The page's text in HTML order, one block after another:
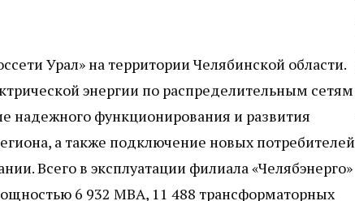
Урал» на территории Челябинской области.
энергии по распределительным сетям
надежного функционирования и развития
а также подключение новых потребителей
Всего в эксплуатации филиала «Челябэнерго»
6 932 МВА, 11 488 трансформаторных